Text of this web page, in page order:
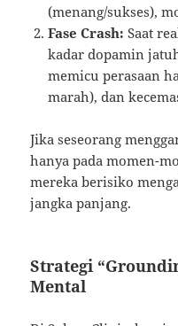
(menang/sukses),
Fase Crash: Saat
kadar dopamin
memicu perasaan
marah), dan
Jika seseorang
hanya pada momen-
mereka berisiko
jangka panjang.
Strategi
Mental